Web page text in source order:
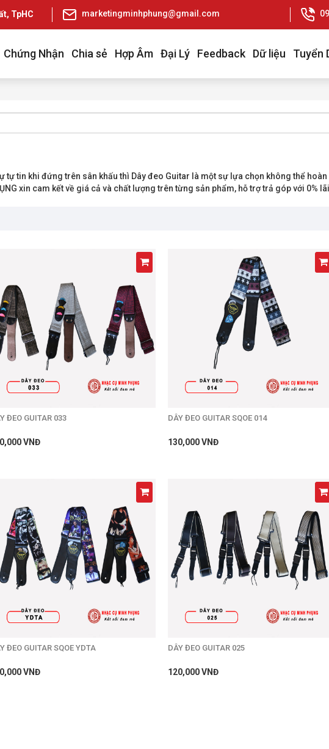
TpHCM marketingminhphung@gmail.com
Chứng Nhận Chia sẻ Hợp Âm Đại Lý Feedback Dữ liệu Tuyển
tin khi đứng trên sân khấu thì Dây đeo Guitar là một sự lựa chọn không thể
xin cam kết về giá cả và chất lượng trên từng sản phẩm, hỗ trợ trả góp với 0%
ĐEO GUITAR 033
VNĐ
DÂY ĐEO GUITAR SQOE 014
130,000 VNĐ
ĐEO GUITAR SQOE YDTA
VNĐ
DÂY ĐEO GUITAR 025
120,000 VNĐ